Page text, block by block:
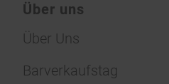
Über uns
Über Uns
Barverkaufstag